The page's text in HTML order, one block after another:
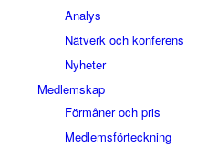
Analys
Nätverk och konferens
Nyheter
Medlemskap
Förmåner och pris
Medlemsförteckning